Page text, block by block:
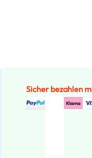
Sicher bezahlen